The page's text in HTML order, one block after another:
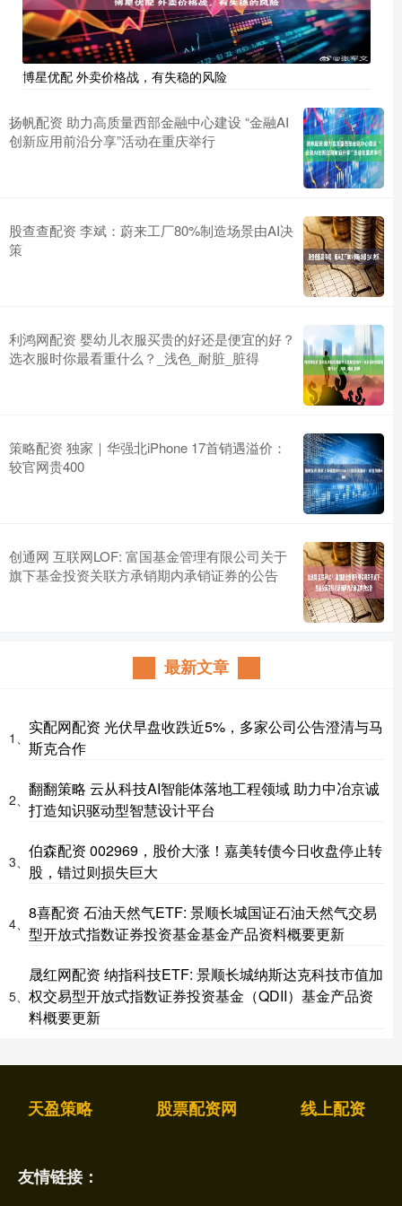
博星优配 外卖价格战，有失稳的风险
扬帆配资 助力高质量西部金融中心建设 “金融AI
创新应用前沿分享”活动在重庆举行
股查查配资 李斌：蔚来工厂80%制造场景由AI决
策
利鸿网配资 婴幼儿衣服买贵的好还是便宜的好？
选衣服时你最看重什么？_浅色_耐脏_脏得
策略配资 独家｜华强北iPhone 17首销遇溢价：
较官网贵400
创通网 互联网LOF: 富国基金管理有限公司关于
旗下基金投资关联方承销期内承销证券的公告
最新文章
1、
实配网配资 光伏早盘收跌近5%，多家公司公告澄清与马
斯克合作
2、
翻翻策略 云从科技AI智能体落地工程领域 助力中冶京诚
打造知识驱动型智慧设计平台
3、
伯森配资 002969，股价大涨！嘉美转债今日收盘停止转
股，错过则损失巨大
4、
8喜配资 石油天然气ETF: 景顺长城国证石油天然气交易
型开放式指数证券投资基金基金产品资料概要更新
5、
晟红网配资 纳指科技ETF: 景顺长城纳斯达克科技市值加
权交易型开放式指数证券投资基金（QDII）基金产品资
料概要更新
天盈策略 股票配资网 线上配资
友情链接：